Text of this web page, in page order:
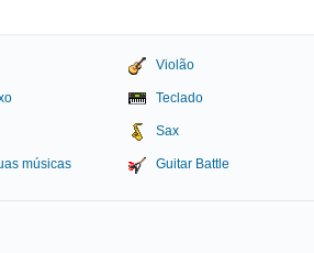
Violão
Teclado
Sax
músicas Guitar Battle